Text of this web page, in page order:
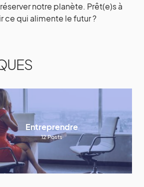
notre planète. Prêt(e)s à
ce qui alimente le futur ?
Entreprendre
12Posts